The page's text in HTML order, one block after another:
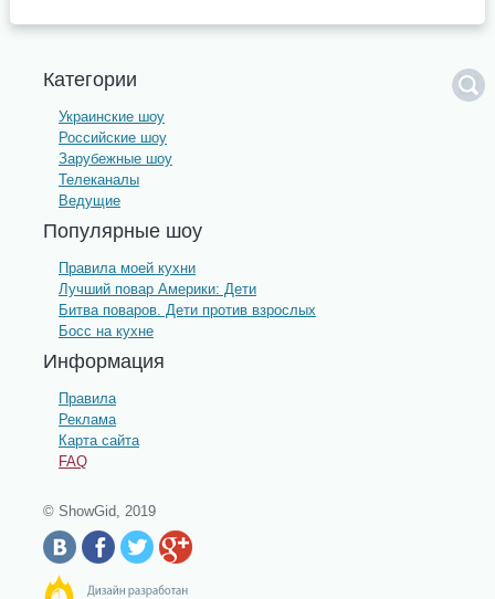
Категории
Украинские шоу
Российские шоу
Зарубежные шоу
Телеканалы
Ведущие
Популярные шоу
Правила моей кухни
Лучший повар Америки: Дети
Битва поваров. Дети против взрослых
Босс на кухне
Информация
Правила
Реклама
Карта сайта
FAQ
© ShowGid, 2019